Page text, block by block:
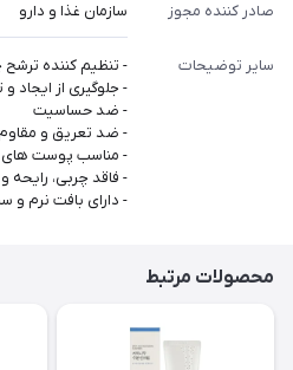
صادر کننده مجوز سازمان غذا و دارو
سایر توضیحات
- تنظیم کننده
- جلوگیری از ایجاد
- ضد حساسیت
- ضد تعریق و مقاوم
- مناسب پوست های
- فاقد چربی، رایحه و
- دارای بافت نرم و
محصولات مرتبط